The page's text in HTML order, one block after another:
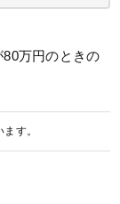
万円のときの
す。